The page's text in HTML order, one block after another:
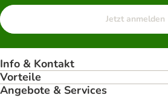
Jetzt anmelden
Info & Kontakt
Vorteile
Angebote & Services